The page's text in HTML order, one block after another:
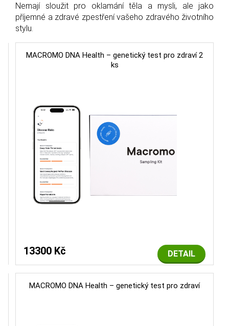
Nemají sloužit pro oklamání těla a mysli, ale jako
příjemné a zdravé zpestření vašeho zdravého životního
stylu.
MACROMO DNA Health – genetický test pro zdraví 2
ks
DETAIL
13300 Kč
MACROMO DNA Health – genetický test pro zdraví